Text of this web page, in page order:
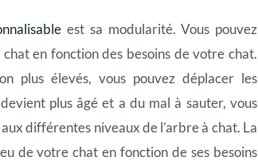
est sa modularité. Vous pouvez
en fonction des besoins de votre chat.
plus élevés, vous pouvez déplacer les
plus âgé et a du mal à sauter, vous
différentes niveaux de l’arbre à chat. La
de votre chat en fonction de ses besoins